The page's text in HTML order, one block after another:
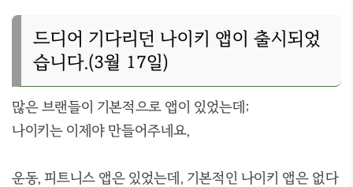
드디어 기다리던 나이키 앱이 출시되었
습니다.(3월 17일)
많은 브랜들이 기본적으로 앱이 있었는데;
나이키는 이제야 만들어주네요,
운동, 피트니스 앱은 있었는데, 기본적인 나이키 앱은 없다